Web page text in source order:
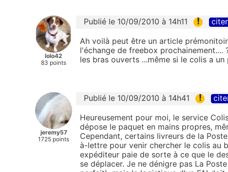
lolo42
83 points
Publié le 10/09/2010 à 14h11 ! citer
Ah voilà peut être un article
l'échange de freebox
les bras ouverts ...même si le colis a un
jeremy57
1725 points
Publié le 10/09/2010 à 14h41 !
Heureusement pour moi, le service
dépose le paquet en mains propres,
Cependant, certains livreurs de la
à-lettre pour venir chercher le colis au
expéditeur paie de sorte à ce que le
se déplacer. Je ne dénigre pas La